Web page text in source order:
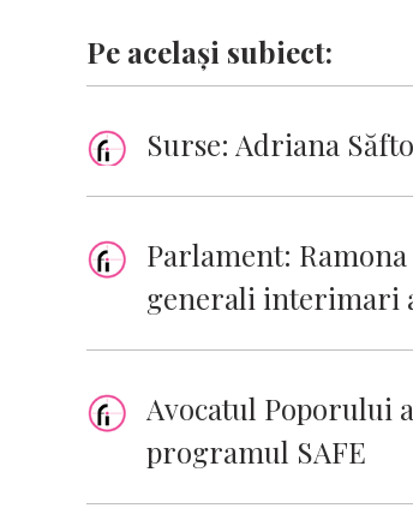
Pe același subiect:
Surse: Adriana
Parlament:
generali interimari
Avocatul Poporului
programul SAFE